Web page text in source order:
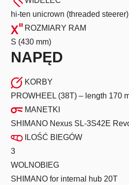
hi-ten unicrown (threaded steerer)
ROZMIARY RAM
S (430 mm)
NAPĘD
KORBY
PROWHEEL (38T) – length 170
MANETKI
SHIMANO Nexus SL-3S42E
ILOŚĆ BIEGÓW
3
WOLNOBIEG
SHIMANO for internal hub 20T